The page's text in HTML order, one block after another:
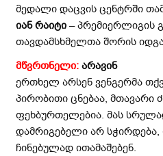
მედალი დაცვის ცენტრში
იან რაიტი – პრემიერლიგის
თავდამსხმელთა შორის
მწვრთნელი:არავინ
ერთხელ არსენ ვენგერმა
პირობითი ცნებაა, მთავარი
ფეხბურთელებია. მას
დამრიგებელი არ სჭირდება,
ჩინებულად ითამაშებენ.